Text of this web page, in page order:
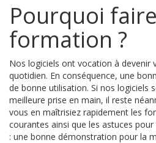
Pourquoi
formation ?
Nos logiciels ont vocation à devenir
quotidien. En conséquence, une
de bonne utilisation. Si nos logiciels
meilleure prise en main, il reste
vous en maîtrisiez rapidement les
courantes ainsi que les astuces
: une bonne démonstration pour la